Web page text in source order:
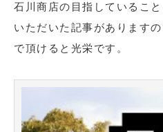
石川商店の目指しているこ
いただいた記事があります
で頂けると光栄です。